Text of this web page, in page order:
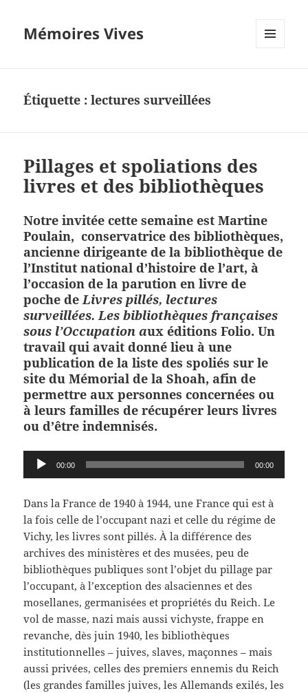
Mémoires Vives
Étiquette :lectures surveillées
Pillages et spoliations des
livres et des bibliothèques
Notre invitée cette semaine estMartine
Poulain, conservatrice des bibliothèques,
ancienne dirigeante de la bibliothèque de
l’Institut national d’histoire de l’art, à
l’occasion de la parution en livre de
poche deLivres pillés, lectures
surveillées. Les bibliothèques françaises
sous l’Occupation aux éditions Folio. Un
travail qui avait donné lieu à une
publication de la liste des spoliés sur le
site du Mémorial de la Shoah, afin de
permettre aux personnes concernées ou
à leurs familles de récupérer leurs livres
ou d’être indemnisés.
Lecteur
audio
00:00 00:00
Dans la France de 1940 à 1944, une France qui est à
la fois celle de l’occupant nazi et celle du régime de
Vichy, les livres sont pillés. À la différence des
archives des ministères et des musées, peu de
bibliothèques publiques sont l’objet du pillage par
l’occupant, à l’exception des alsaciennes et des
mosellanes, germanisées et propriétés du Reich. Le
vol de masse, nazi mais aussi vichyste, frappe en
revanche, dès juin 1940, les bibliothèques
institutionnelles – juives, slaves, maçonnes – mais
aussi privées, celles des premiers ennemis du Reich
(les grandes familles juives, les Allemands exilés, les